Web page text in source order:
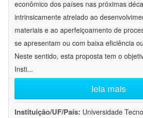
econômico dos países nas próximas
intrinsicamente atrelado ao
materiais e ao aperfeiçoamento de
se apresentam ou com baixa eficiência
Neste sentido, esta proposta tem o
Insti...
leia mais
Instituição/UF/País: Universidade